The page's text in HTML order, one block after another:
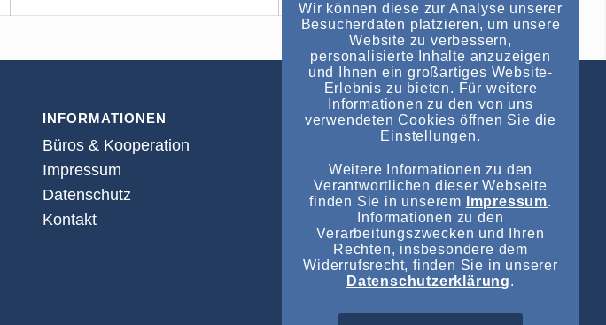
INFORMATIONEN
Büros & Kooperation
Impressum
Datenschutz
Kontakt
NEUESTE EINTRÄGE
Vorläufiges Insolvenzverfahren über
das Vermögen der Autohaus Staffel
Gruppe angeordnet
Vorläufiges Insolvenzverfahren über
das Vermögen der Autohaus Staffel
Gruppe angeordnet
Wir können diese zur Analyse unserer
Besucherdaten platzieren, um unsere
Website zu verbessern,
personalisierte Inhalte anzuzeigen
und Ihnen ein großartiges Website-
Erlebnis zu bieten. Für weitere
Informationen zu den von uns
verwendeten Cookies öffnen Sie die
Einstellungen.
Weitere Informationen zu den
Verantwortlichen dieser Webseite
finden Sie in unserem
Impressum.
Informationen zu den
Verarbeitungszwecken und Ihren
Rechten, insbesondere dem
Widerrufsrecht, finden Sie in unserer
Datenschutzerklärung.